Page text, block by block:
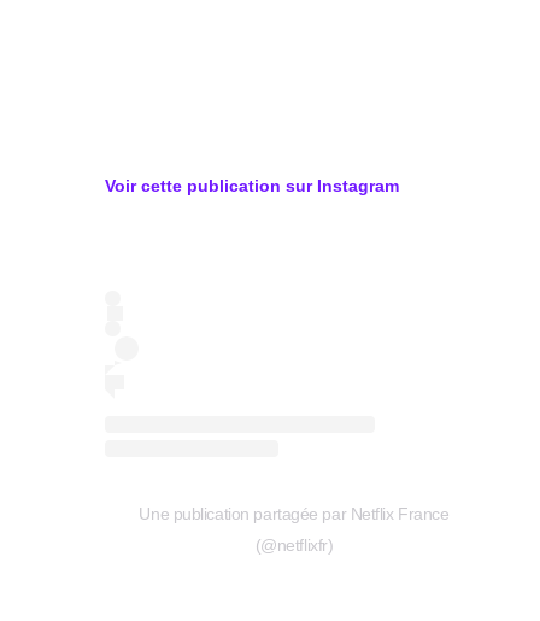
Voir cette publication sur Instagram
Une publication partagée par Netflix France
(@netflixfr)